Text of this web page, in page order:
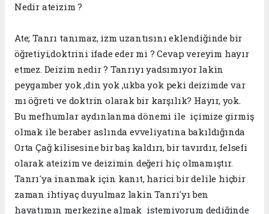
Nedir ateizim ?
Ate; Tanrı tanımaz, izm uzantısını eklendiğinde bir
öğretiyi,doktrini ifade eder mi ? Cevap vereyim hayır
etmez. Deizim nedir ? Tanrıyı yadsımıyor lakin
peygamber yok ,din yok ,ukba yok peki deizimde var
mı öğreti ve doktrin olarak bir karşılık? Hayır, yok.
Bu mefhumlar aydınlanma dönemi ile içimize girmiş
olmak ile beraber aslında evveliyatına bakıldığında
Orta Çağ kilisesine bir baş kaldırı, bir tavırdır, felsefi
olarak ateizim ve deizimin değeri hiç olmamıştır.
Tanrı'ya inanmak için kanıt, harici bir delile hiçbir
zaman ihtiyaç duyulmaz lakin Tanrı'yı ben
hayatımın merkezine almak istemiyorum dediğinde